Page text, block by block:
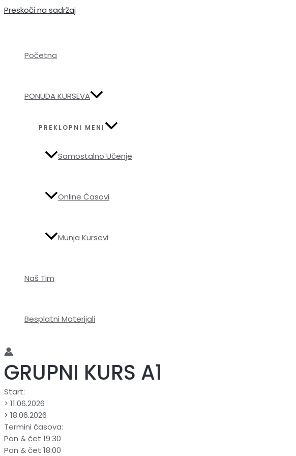
Preskoči na sadržaj
Početna
PONUDA KURSEVA
PREKLOPNI MENI
Samostalno Učenje
Online Časovi
Munja Kursevi
Naš Tim
Besplatni Materijali
GRUPNI KURS A1
Start:
> 11.06.2026
> 18.06.2026
Termini časova:
Pon & čet 19:30
Pon & čet 18:00